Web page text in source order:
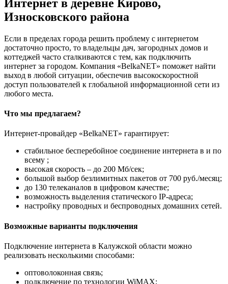
Интернет в деревне Кирово,
Износковского района
Если в пределах города решить проблему с интернетом
достаточно просто, то владельцы дач, загородных домов и
коттеджей часто сталкиваются с тем, как подключить
интернет за городом. Компания «BelkaNET» поможет найти
выход в любой ситуации, обеспечив высокоскоростной
доступ пользователей к глобальной информационной сети из
любого места.
Что мы предлагаем?
Интернет-провайдер «BelkaNET» гарантирует:
стабильное бесперебойное соединение интернета в и по
всему ;
высокая скорость – до 200 Мб/сек;
большой выбор безлимитных пакетов от 700 руб./месяц;
до 130 телеканалов в цифровом качестве;
возможность выделения статического IP-адреса;
настройку проводных и беспроводных домашних сетей.
Возможные варианты подключения
Подключение интернета в Калужской области можно
реализовать несколькими способами:
оптоволоконная связь;
подключение по технологии WiMAX;